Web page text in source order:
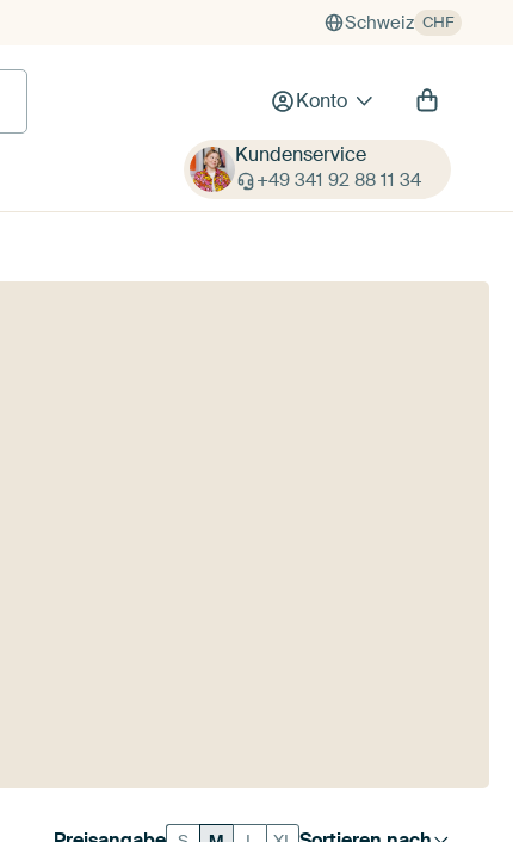
Schweiz CHF
Konto
Kundenservice
+49 341 92 88 11 34